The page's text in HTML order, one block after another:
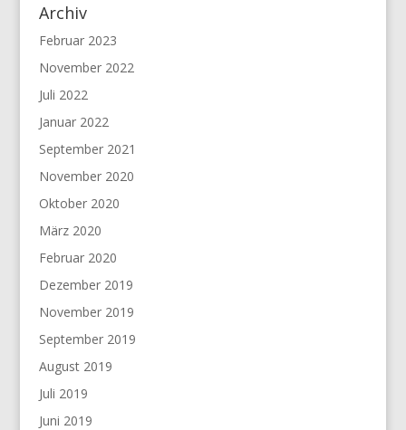
Archiv
Februar 2023
November 2022
Juli 2022
Januar 2022
September 2021
November 2020
Oktober 2020
März 2020
Februar 2020
Dezember 2019
November 2019
September 2019
August 2019
Juli 2019
Juni 2019